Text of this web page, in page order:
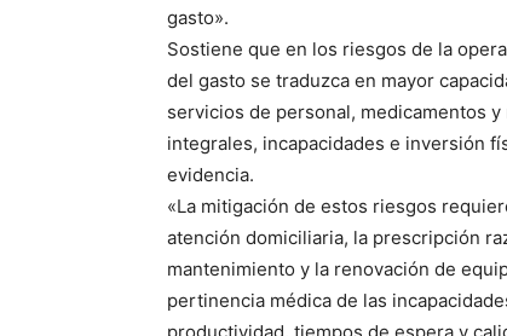
gasto».
Sostiene que en los riesgos de la
del gasto se traduzca en mayor
servicios de personal, medicamentos
integrales, incapacidades e inversión
evidencia.
«La mitigación de estos riesgos
atención domiciliaria, la prescripción
mantenimiento y la renovación de
pertinencia médica de las